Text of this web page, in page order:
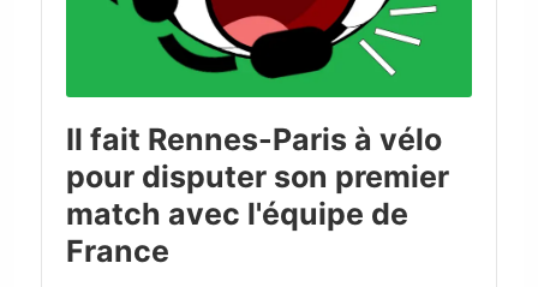
Il fait Rennes-Paris à vélo
pour disputer son premier
match avec l'équipe de
France